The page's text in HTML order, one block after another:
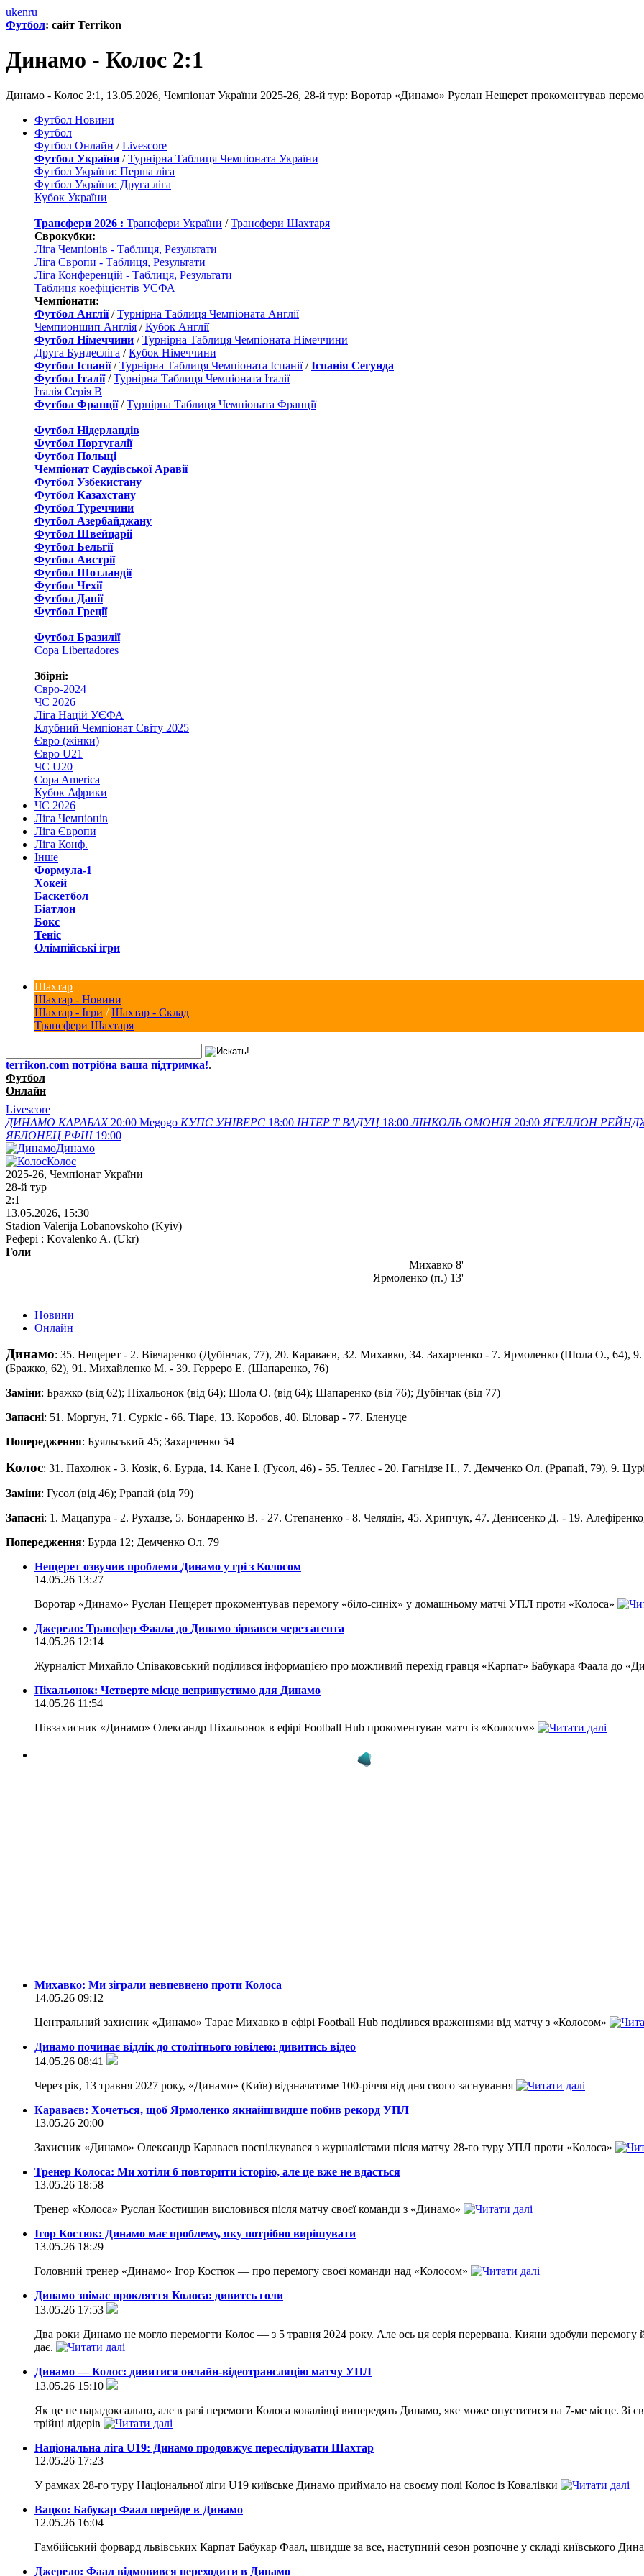
ukenru
Футбол: сайт Terrikon
Динамо - Колос 2:1
Динамо - Колос 2:1, 13.05.2026, Чемпіонат України 2025-26, 28-й тур: Воротар «Динамо» Руслан Нещерет прокоментував
Футбол Новини
Футбол
Футбол Онлайн /Livescore
Футбол України /Турнірна Таблиця Чемпіоната України
Футбол України: Перша ліга
Футбол України: Друга ліга
Кубок України
Трансфери 2026 : Трансфери України /Трансфери Шахтаря
Єврокубки:
Ліга Чемпіонів - Таблиця, Результати
Ліга Європи - Таблиця, Результати
Ліга Конференцій - Таблиця, Результати
Таблиця коефіцієнтів УЄФА
Чемпіонати:
Футбол Англії/Турнірна Таблиця Чемпіоната Англії
Чемпионшип Англія /Кубок Англії
Футбол Німеччини /Турнірна Таблиця Чемпіоната Німеччини
Друга Бундесліга /Кубок Німеччини
Футбол Іспанії/Турнірна Таблиця Чемпіоната Іспанії/Іспанія Сегунда
Футбол Італії/Турнірна Таблиця Чемпіоната Італії
Італія Серія B
Футбол Франції/Турнірна Таблиця Чемпіоната Франції
Футбол Нідерландiв
Футбол Португалії
Футбол Польщі
Чемпіонат Саудівської Аравії
Футбол Узбекистану
Футбол Казахстану
Футбол Туреччини
Футбол Азербайджану
Футбол Швейцаріі
Футбол Бельгії
Футбол Австрії
Футбол Шотландії
Футбол Чехії
Футбол Данії
Футбол Греції
Футбол Бразилії
Copa Libertadores
Збірні:
Євро-2024
ЧС 2026
Ліга Націй УЄФА
Клубний Чемпіонат Світу 2025
Євро (жінки)
Євро U21
ЧС U20
Copa America
Кубок Африки
ЧС 2026
Ліга Чемпіонів
Ліга Європи
Ліга Конф.
Інше
Формула-1
Хокей
Баскетбол
Біатлон
Бокс
Теніс
Олімпійські ігри
Шахтар
Шахтар - Новини
Шахтар - Ігри /Шахтар - Склад
Трансфери Шахтаря
terrikon.com потрібна ваша підтримка!.
Футбол
Онлайн
Livescore
ДИНАМО КАРАБАХ 20:00 Megogo КУПС УНІВЕРС 18:00 ІНТЕР Т ВАДУЦ 18:00 ЛІНКОЛЬ ОМОНІЯ 20:00 ЯГЕЛЛОН
ЯБЛОНЕЦ РФШ 19:00
Динамо
Колос
2025-26, Чемпіонат України
28-й тур
2:1
13.05.2026, 15:30
Stadion Valerija Lobanovskoho (Kyiv)
Рефері : Kovalenko A. (Ukr)
Голи
Михавко 8'
Ярмоленко (п.) 13'
Новини
Онлайн
Динамо: 35. Нещерет - 2. Вівчаренко (Дубінчак, 77), 20. Караваєв, 32. Михавко, 34. Захарченко - 7. Ярмоленко (Шола О., 64),
(Бражко, 62), 91. Михайленко М. - 39. Герреро Е. (Шапаренко, 76)
Заміни: Бражко (від 62); Піхальонок (від 64); Шола О. (від 64); Шапаренко (від 76); Дубінчак (від 77)
Запасні: 51. Моргун, 71. Суркіс - 66. Тіаре, 13. Коробов, 40. Біловар - 77. Бленуце
Попередження: Буяльський 45; Захарченко 54
Колос: 31. Пахолюк - 3. Козік, 6. Бурда, 14. Кане І. (Гусол, 46) - 55. Теллес - 20. Гагнідзе Н., 7. Демченко Ол. (Ррапай, 79), 9.
Заміни: Гусол (від 46); Ррапай (від 79)
Запасні: 1. Мацапура - 2. Рухадзе, 5. Бондаренко В. - 27. Степаненко - 8. Челядін, 45. Хрипчук, 47. Денисенко Д. - 19.
Попередження: Бурда 12; Демченко Ол. 79
Нещерет озвучив проблеми Динамо у грі з Колосом
14.05.26 13:27
Воротар «Динамо» Руслан Нещерет прокоментував перемогу «біло-синіх» у домашньому матчі УПЛ проти «Колоса»
Джерело: Трансфер Фаала до Динамо зірвався через агента
14.05.26 12:14
Журналіст Михайло Співаковський поділився інформацією про можливий перехід гравця «Карпат» Бабукара Фаала до
Піхальонок: Четверте місце неприпустимо для Динамо
14.05.26 11:54
Півзахисник «Динамо» Олександр Піхальонок в ефірі Football Hub прокоментував матч із «Колосом»
Михавко: Ми зіграли невпевнено проти Колоса
14.05.26 09:12
Центральний захисник «Динамо» Тарас Михавко в ефірі Football Hub поділився враженнями від матчу з «Колосом»
Динамо починає відлік до столітнього ювілею: дивитись відео
14.05.26 08:41
Через рік, 13 травня 2027 року, «Динамо» (Київ) відзначатиме 100-річчя від дня свого заснування
Караваєв: Хочеться, щоб Ярмоленко якнайшвидше побив рекорд УПЛ
13.05.26 20:00
Захисник «Динамо» Олександр Караваєв поспілкувався з журналістами після матчу 28-го туру УПЛ проти «Колоса»
Тренер Колоса: Ми хотіли б повторити історію, але це вже не вдасться
13.05.26 18:58
Тренер «Колоса» Руслан Костишин висловився після матчу своєї команди з «Динамо»
Ігор Костюк: Динамо має проблему, яку потрібно вирішувати
13.05.26 18:29
Головний тренер «Динамо» Ігор Костюк — про перемогу своєї команди над «Колосом»
Динамо знімає прокляття Колоса: дивитсь голи
13.05.26 17:53
Два роки Динамо не могло перемогти Колос — з 5 травня 2024 року. Але ось ця серія перервана. Кияни здобули перемогу
дає.
Динамо — Колос: дивитися онлайн-вiдеотрансляцію матчу УПЛ
13.05.26 15:10
Як це не парадоксально, але в разі перемоги Колоса ковалівцi випередять Динамо, яке може опуститися на 7-ме місце. Зі
трійці лідерів
Національна ліга U19: Динамо продовжує переслідувати Шахтар
12.05.26 17:23
У рамках 28-го туру Національної ліги U19 київське Динамо приймало на своєму полі Колос із Ковалівки
Вацко: Бабукар Фаал перейде в Динамо
12.05.26 16:04
Гамбійський форвард львівських Карпат Бабукар Фаал, швидше за все, наступний сезон розпочне у складі київського
Джерело: Фаал відмовився переходити в Динамо